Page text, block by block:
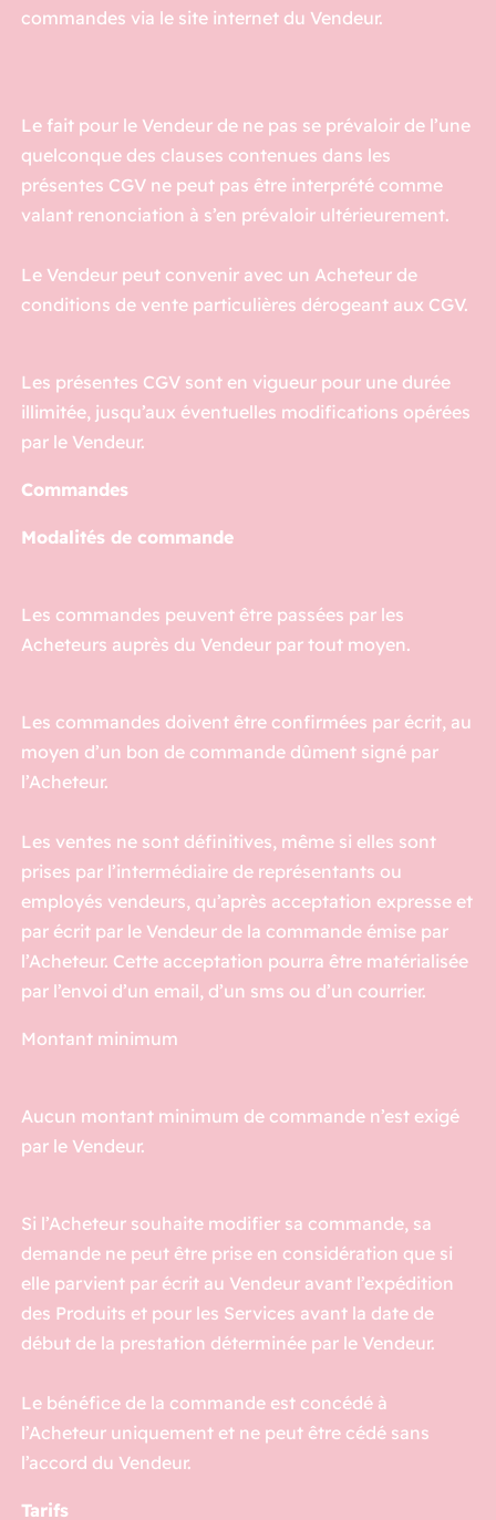
commandes via le site internet du Vendeur.
Le fait pour le Vendeur de ne pas se prévaloir de l’une
quelconque des clauses contenues dans les
présentes CGV ne peut pas être interprété comme
valant renonciation à s’en prévaloir ultérieurement.
Le Vendeur peut convenir avec un Acheteur de
conditions de vente particulières dérogeant aux CGV.
Les présentes CGV sont en vigueur pour une durée
illimitée, jusqu’aux éventuelles modifications opérées
par le Vendeur.
Commandes
Modalités de commande
Les commandes peuvent être passées par les
Acheteurs auprès du Vendeur par tout moyen.
Les commandes doivent être confirmées par écrit, au
moyen d’un bon de commande dûment signé par
l’Acheteur.
Les ventes ne sont définitives, même si elles sont
prises par l’intermédiaire de représentants ou
employés vendeurs, qu’après acceptation expresse et
par écrit par le Vendeur de la commande émise par
l’Acheteur. Cette acceptation pourra être matérialisée
par l’envoi d’un email, d’un sms ou d’un courrier.
Montant minimum
Aucun montant minimum de commande n’est exigé
par le Vendeur.
Si l’Acheteur souhaite modifier sa commande, sa
demande ne peut être prise en considération que si
elle parvient par écrit au Vendeur avant l’expédition
des Produits et pour les Services avant la date de
début de la prestation déterminée par le Vendeur.
Le bénéfice de la commande est concédé à
l’Acheteur uniquement et ne peut être cédé sans
l’accord du Vendeur.
Tarifs